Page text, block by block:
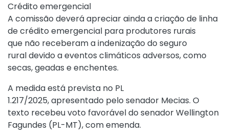
Crédito emergencial
A comissão deverá apreciar ainda a criação de linha
de crédito emergencial para produtores rurais
que não receberam a indenização do seguro
rural devido a eventos climáticos adversos, como
secas, geadas e enchentes.
A medida está prevista no PL
1.217/2025, apresentado pelo senador Mecias. O
texto recebeu voto favorável do senador Wellington
Fagundes (PL-MT), com emenda.